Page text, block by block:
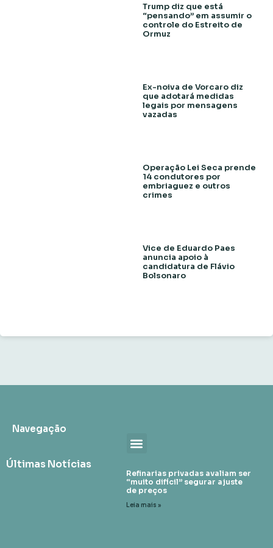
Trump diz que está
“pensando” em assumir o
controle do Estreito de
Ormuz
Ex-noiva de Vorcaro diz
que adotará medidas
legais por mensagens
vazadas
Operação Lei Seca prende
14 condutores por
embriaguez e outros
crimes
Vice de Eduardo Paes
anuncia apoio à
candidatura de Flávio
Bolsonaro
Navegação
Últimas Notícias
Refinarias privadas avaliam ser
“muito difícil” segurar ajuste
de preços
Leia mais »